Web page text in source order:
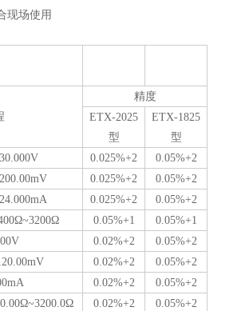
现场使用
精度
ETX-2025
型
ETX-1825
型
0.025%+2
0.05%+2
0.025%+2
0.05%+2
0.025%+2
0.05%+2
0.05%+1 0.05%+1
0.02%+2
0.05%+2
0.02%+2
0.05%+2
0.02%+2
0.05%+2
0.02%+2 0.05%+2